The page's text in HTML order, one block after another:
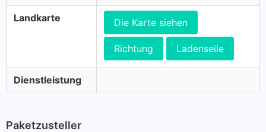
Landkarte Die Karte siehen
Richtung Ladenseile
Dienstleistung
Paketzusteller